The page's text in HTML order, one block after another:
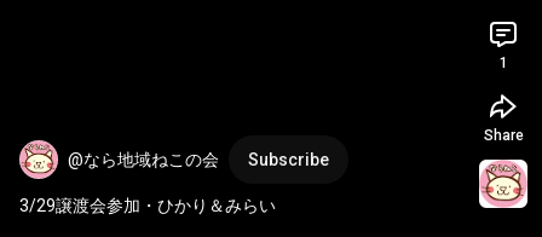
@なら地域ねこの会 Subscribe
3/29譲渡会参加・ひかり＆みらい
1
Share